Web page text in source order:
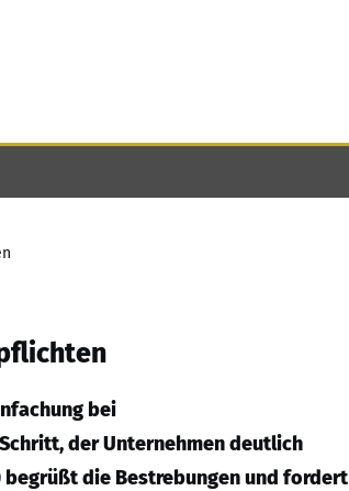
bei
der Unternehmen deutlich
begrüßt die Bestrebungen und fordert